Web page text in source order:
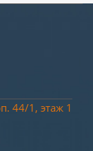
44/1 , этаж 1